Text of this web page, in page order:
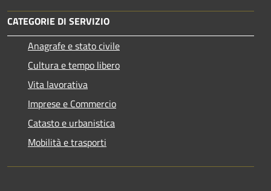
CATEGORIE DI SERVIZIO
Anagrafe e stato civile
Cultura e tempo libero
Vita lavorativa
Imprese e Commercio
Catasto e urbanistica
Mobilità e trasporti